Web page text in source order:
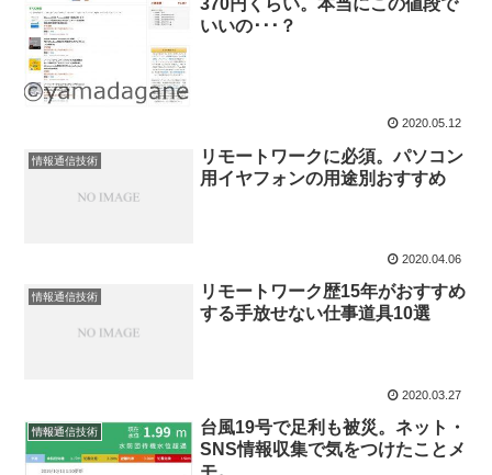
370円くらい。本当にこの値段で
いいの･･･？
2020.05.12
情報通信技術
リモートワークに必須。パソコン
用イヤフォンの用途別おすすめ
2020.04.06
情報通信技術
リモートワーク歴15年がおすすめ
する手放せない仕事道具10選
2020.03.27
情報通信技術
台風19号で足利も被災。ネット・
SNS情報収集で気をつけたことメ
モ。